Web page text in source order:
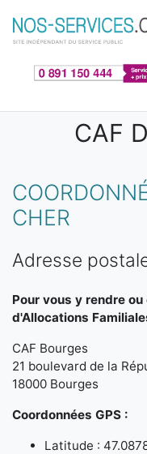
Aller au contenu principal
CAF
CHER
Adresse
Pour vous y rendre
d'Allocations
CAF Bourges
21 boulevard de la
18000 Bourges
Coordonnées GPS :
Latitude :